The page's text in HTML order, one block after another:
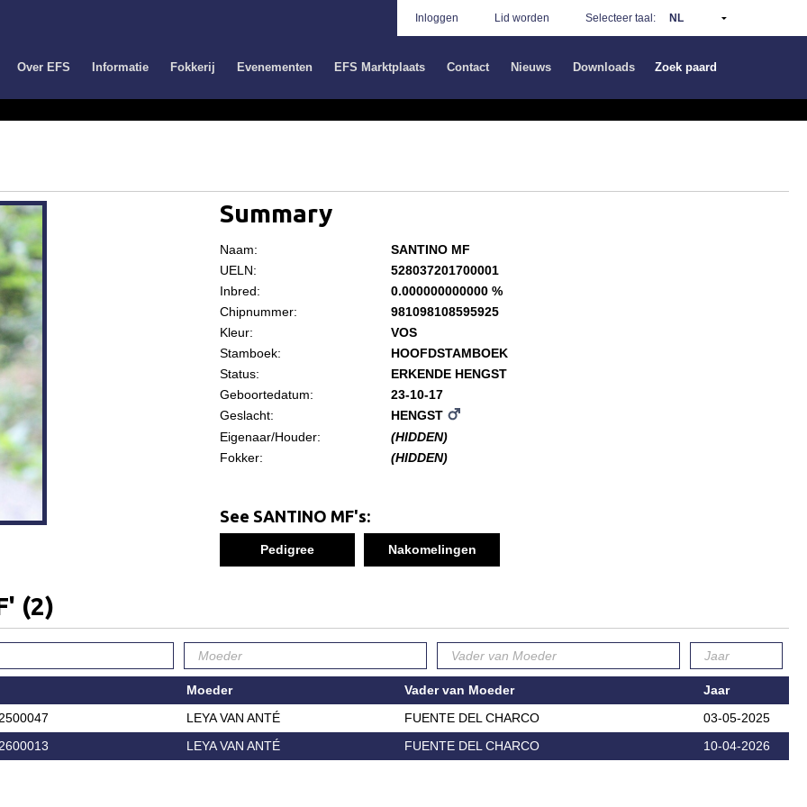
Inloggen Lid worden Selecteer taal:
Over EFS Informatie Fokkerij Evenementen EFS Marktplaats Contact Nieuws Downloads Zoek paard
Summary
Naam:
SANTINO MF
UELN:
528037201700001
Inbred:
0.000000000000 %
Chipnummer:
981098108595925
Kleur:
VOS
Stamboek:
HOOFDSTAMBOEK
Status:
ERKENDE HENGST
Geboortedatum:
23-10-17
Geslacht:
HENGST
Eigenaar/Houder:
(HIDDEN)
Fokker:
(HIDDEN)
See SANTINO MF's:
Pedigree Nakomelingen
(2)
Moeder Vader van Moeder
Jaar
LEYA VAN ANTÉ FUENTE DEL CHARCO
03-05-2025
LEYA VAN ANTÉ FUENTE DEL CHARCO 10-04-2026